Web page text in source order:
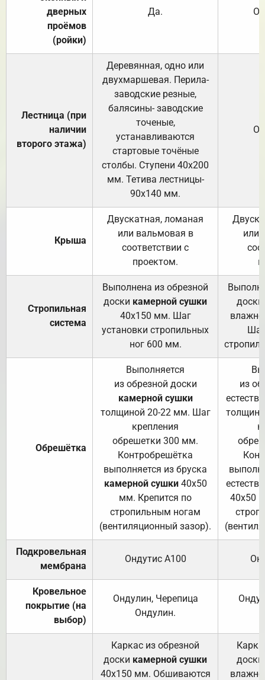
дверных
проёмов
(ройки)
Да.
Лестница (при
наличии
второго этажа)
Деревянная, одно или
двухмаршевая. Перила-
заводские резные,
балясины- заводские
точеные,
устанавливаются
стартовые точёные
столбы. Ступени 40х200
мм. Тетива лестницы-
90х140 мм.
Крыша
Двускатная, ломаная
или вальмовая в
соответствии с
проектом.
или
Стропильная
система
Выполнена из обрезной
доски камерной сушки
40х150 мм. Шаг
установки стропильных
ног 600 мм.
доски
Обрешётка
Выполняется
из обрезной доски
камерной сушки
толщиной 20-22 мм. Шаг
крепления
обрешетки 300 мм.
Контробрешётка
выполняется из бруска
камерной сушки40х50
мм. Крепится по
стропильным ногам
(вентиляционный зазор).
из
40х50
Подкровельная
мембрана
Ондутис А100
Кровельное
покрытие (на
выбор)
Ондулин, Черепица
Ондулин.
Каркас из обрезной
доски камерной сушки
40х150 мм. Обшиваются
доски